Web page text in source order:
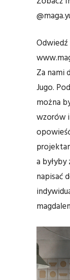
Za nami
Jugo.
można
wzorów i
a
napisać